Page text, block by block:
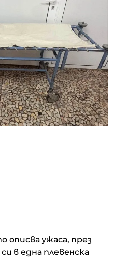
описва ужаса, през
в една плевенска